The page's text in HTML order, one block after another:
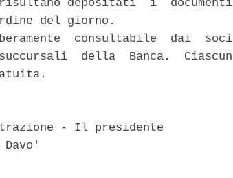
risultano depositati  i  documenti
del giorno.
consultabile  dai  soci
della  Banca.  Ciascun
- Il presidente
Davo'